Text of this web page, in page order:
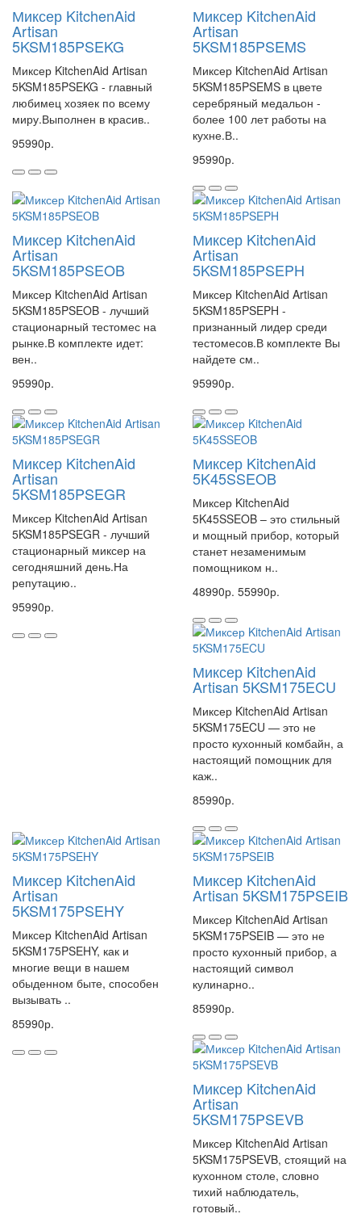
Миксер KitchenAid
Artisan
5KSM185PSEKG
Миксер KitchenAid Artisan
5KSM185PSEKG - главный
любимец хозяек по всему
миру.Выполнен в красив..
95990р.
Миксер KitchenAid
Artisan
5KSM185PSEMS
Миксер KitchenAid Artisan
5KSM185PSEMS в цвете
серебряный медальон -
более 100 лет работы на
кухне.В..
95990р.
Миксер KitchenAid
Artisan
5KSM185PSEOB
Миксер KitchenAid Artisan
5KSM185PSEOB - лучший
стационарный тестомес на
рынке.В комплекте идет:
вен..
95990р.
Миксер KitchenAid
Artisan
5KSM185PSEPH
Миксер KitchenAid Artisan
5KSM185PSEPH -
признанный лидер среди
тестомесов.В комплекте Вы
найдете см..
95990р.
Миксер KitchenAid
Artisan
5KSM185PSEGR
Миксер KitchenAid Artisan
5KSM185PSEGR - лучший
стационарный миксер на
сегодняшний день.На
репутацию..
95990р.
Миксер KitchenAid
5K45SSEOB
Миксер KitchenAid
5K45SSEOB – это стильный
и мощный прибор, который
станет незаменимым
помощником н..
48990р. 55990р.
Миксер KitchenAid
Artisan 5KSM175ECU
Миксер KitchenAid Artisan
5KSM175ECU — это не
просто кухонный комбайн, а
настоящий помощник для
каж..
85990р.
Миксер KitchenAid
Artisan
5KSM175PSEHY
Миксер KitchenAid Artisan
5KSM175PSEHY, как и
многие вещи в нашем
обыденном быте, способен
вызывать ..
85990р.
Миксер KitchenAid
Artisan 5KSM175PSEIB
Миксер KitchenAid Artisan
5KSM175PSEIB — это не
просто кухонный прибор, а
настоящий символ
кулинарно..
85990р.
Миксер KitchenAid
Artisan
5KSM175PSEVB
Миксер KitchenAid Artisan
5KSM175PSEVB, стоящий на
кухонном столе, словно
тихий наблюдатель,
готовый..